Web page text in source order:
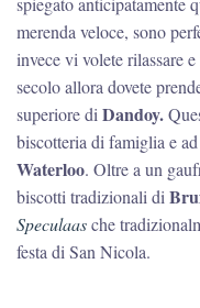
merenda veloce, sono
invece vi volete rilassare
secolo allora dovete
superiore di Dandoy.
biscotteria di famiglia e
Waterloo. Oltre a un
biscotti tradizionali di
Speculaasche
festa di San Nicola.